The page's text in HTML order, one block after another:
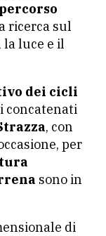
percorso
ricerca sul
la luce e il
dei cicli
concatenati
, con
per
sono in
di